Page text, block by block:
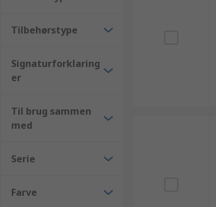
Tilbehørstype
Signaturforklaring
er
Til brug sammen
med
Serie
Farve